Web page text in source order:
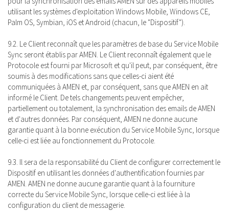
utilisant les systèmes d'exploitation Windows Mobile, Windows CE,
Palm OS, Symbian, iOS et Android (chacun, le "Dispositif").
9.2. Le Client reconnaît que les paramètres de base du Service Mobile
Sync seront établis par AMEN. Le Client reconnaît également que le
Protocole est fourni par Microsoft et qu'il peut, par conséquent, être
soumis à des modifications sans que celles-ci aient été
communiquées à AMEN et, par conséquent, sans que AMEN en ait
informé le Client. De tels changements peuvent empêcher,
partiellement ou totalement, la synchronisation des emails de AMEN
et d'autres données. Par conséquent, AMEN ne donne aucune
garantie quant à la bonne exécution du Service Mobile Sync, lorsque
celle-ci est liée au fonctionnement du Protocole.
9.3. Il sera de la responsabilité du Client de configurer correctement le
Dispositif en utilisant les données d'authentification fournies par
AMEN. AMEN ne donne aucune garantie quant à la fourniture
correcte du Service Mobile Sync, lorsque celle-ci est liée à la
configuration du client de messagerie.